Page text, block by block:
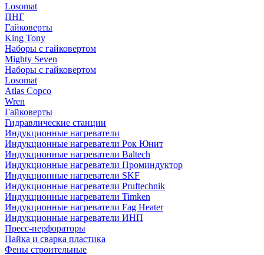
Losomat
ПНГ
Гайковерты
King Tony
Наборы с гайковертом
Mighty Seven
Наборы с гайковертом
Losomat
Atlas Copco
Wren
Гайковерты
Гидравлические станции
Индукционные нагреватели
Индукционные нагреватели Рок Юнит
Индукционные нагреватели Baltech
Индукционные нагреватели Проминдуктор
Индукционные нагреватели SKF
Индукционные нагреватели Pruftechnik
Индукционные нагреватели Timken
Индукционные нагреватели Fag Heater
Индукционные нагреватели ИНП
Пресс-перфораторы
Пайка и сварка пластика
Фены строительные